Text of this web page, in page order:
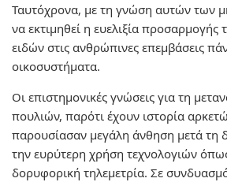
Ταυτόχρονα, με τη γνώση αυτών των
να εκτιμηθεί η ευελιξία προσαρμογής
ειδών στις ανθρώπινες επεμβάσεις
οικοσυστήματα.
Οι επιστημονικές γνώσεις για τη
πουλιών, παρότι έχουν ιστορία
παρουσίασαν μεγάλη άνθηση μετά τη
την ευρύτερη χρήση τεχνολογιών
δορυφορική τηλεμετρία. Σε